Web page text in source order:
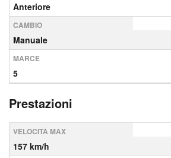
Anteriore
CAMBIO
Manuale
MARCE
5
Prestazioni
VELOCITÀ MAX
157 km/h